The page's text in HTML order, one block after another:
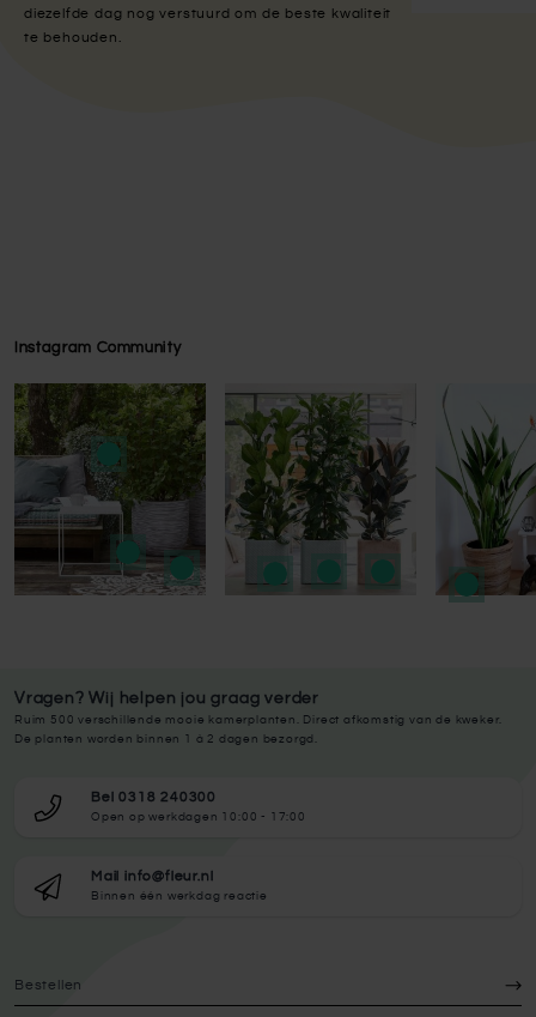
diezelfde dag nog verstuurd om de beste kwaliteit
te behouden.
Instagram Community
Press to skip carousel
Vragen? Wij helpen jou graag verder
Ruim 500 verschillende mooie kamerplanten. Direct afkomstig van de kweker.
De planten worden binnen 1 à 2 dagen bezorgd.
Bel 0318 240300
Open op werkdagen 10:00 - 17:00
Mail info@fleur.nl
Binnen één werkdag reactie
Bestellen